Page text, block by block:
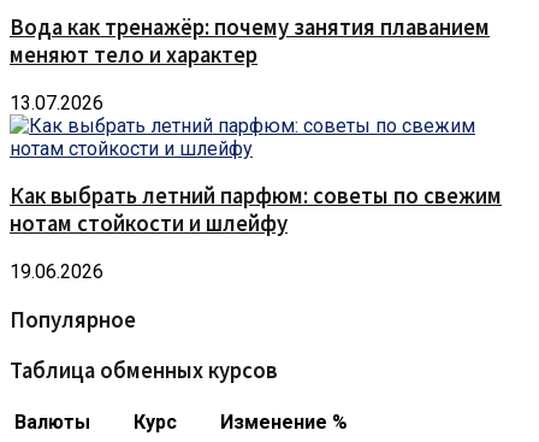
Вода как тренажёр: почему занятия плаванием
меняют тело и характер
13.07.2026
Как выбрать летний парфюм: советы по свежим
нотам стойкости и шлейфу
19.06.2026
Популярное
Таблица обменных курсов
Валюты Курс
Изменение %